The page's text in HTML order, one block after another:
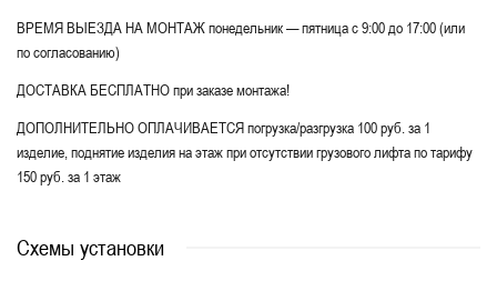
ВРЕМЯ ВЫЕЗДА НА МОНТАЖ понедельник — пятница с 9:00 до 17:00 (или
по согласованию)
ДОСТАВКА БЕСПЛАТНО при заказе монтажа!
ДОПОЛНИТЕЛЬНО ОПЛАЧИВАЕТСЯ погрузка/разгрузка 100 руб. за 1
изделие, поднятие изделия на этаж при отсутствии грузового лифта по тарифу
150 руб. за 1 этаж
Схемы установки